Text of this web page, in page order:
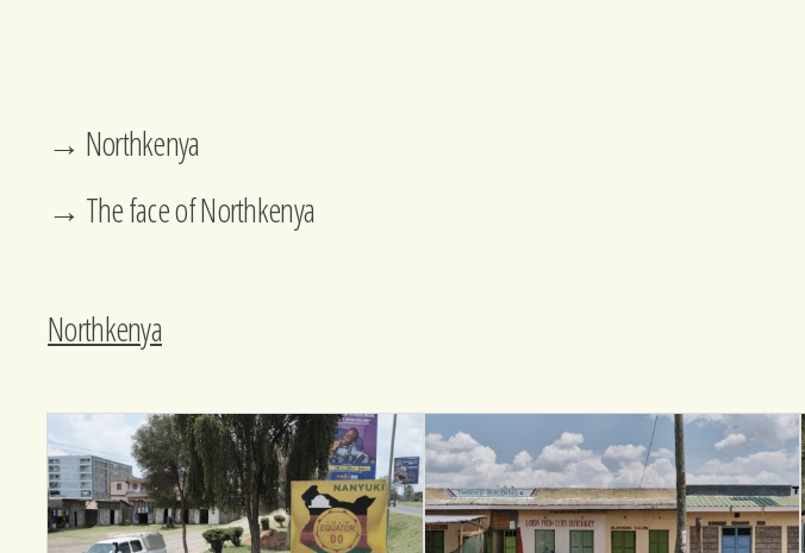
→ Northkenya
→ The face of Northkenya
Northkenya